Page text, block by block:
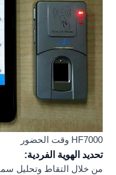
HF7000 وقت الحضور
تحديد الهوية الفردية:
من خلال التقاط وتحليل